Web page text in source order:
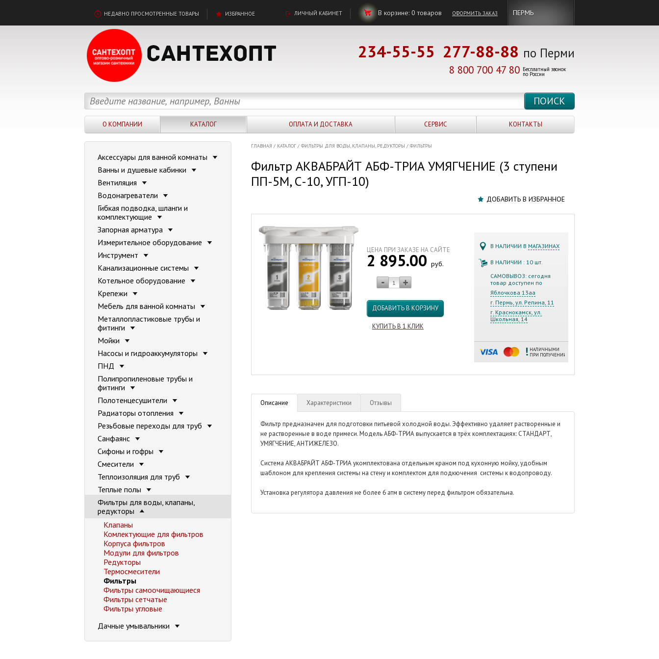
НЕДАВНО ПРОСМОТРЕННЫЕ ТОВАРЫ ИЗБРАННОЕ ЛИЧНЫЙ КАБИНЕТ В корзине: 0товаров ОФОРМИТЬ ЗАКАЗ ПЕРМЬ
234-55-55 277-88-88 по Перми
8 800 700 47 80 Бесплатный звонок
по России
О КОМПАНИИ КАТАЛОГ ОПЛАТА И ДОСТАВКА СЕРВИС КОНТАКТЫ
ГЛАВНАЯ / КАТАЛОГ / ФИЛЬТРЫ ДЛЯ ВОДЫ, КЛАПАНЫ, РЕДУКТОРЫ / ФИЛЬТРЫ
Фильтр АКВАБРАЙТ АБФ-ТРИА УМЯГЧЕНИЕ (3 ступени
ПП-5М, С-10, УГП-10)
ДОБАВИТЬ В ИЗБРАННОЕ
В НАЛИЧИИ В МАГАЗИНАХ
В НАЛИЧИИ : 10 шт.
САМОВЫВОЗ: сегодня
товар доступен по
Яблочкова 13аа
г. Пермь, ул. Репина, 11
г. Краснокамск, ул.
Школьная, 14
НАЛИЧНЫМИ
ПРИ ПОЛУЧЕНИИ
ЦЕНА ПРИ ЗАКАЗЕ НА САЙТЕ
2 895.00 руб.
ДОБАВИТЬ В КОРЗИНУ
КУПИТЬ В 1 КЛИК
Описание Характеристики Отзывы
Фильтр предназначен для подготовки питьевой холодной воды. Эффективно удаляет растворенные и
не растворенные в воде примеси. Модель АБФ-ТРИА выпускается в трёх комплектациях: СТАНДАРТ,
УМЯГЧЕНИЕ, АНТИЖЕЛЕЗО.
Система АКВАБРАЙТ АБФ-ТРИА укомплектована отдельным краном под кухонную мойку, удобным
шаблоном для крепления системы на стену и комплектом для подкючения системы к водопроводу.
Установка регулятора давления не более 6 атм в систему перед фильтром обязательна.
Аксессуары для ванной комнаты
Ванны и душевые кабинки
Вентиляция
Водонагреватели
Гибкая подводка, шланги и
комплектующие
Запорная арматура
Измерительное оборудование
Инструмент
Канализационные системы
Котельное оборудование
Крепежи
Мебель для ванной комнаты
Металлопластиковые трубы и
фитинги
Мойки
Насосы и гидроаккумуляторы
ПНД
Полипропиленовые трубы и
фитинги
Полотенцесушители
Радиаторы отопления
Резьбовые переходы для труб
Санфаянс
Сифоны и гофры
Смесители
Теплоизоляция для труб
Теплые полы
Фильтры для воды, клапаны,
редукторы
Клапаны
Комлектующие для фильтров
Корпуса фильтров
Модули для фильтров
Редукторы
Термосмесители
Фильтры
Фильтры самоочищающиеся
Фильтры сетчатые
Фильтры угловые
Дачные умывальники